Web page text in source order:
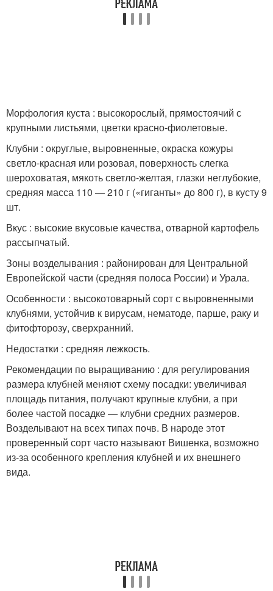
Морфология куста : высокорослый, прямостоячий с
крупными листьями, цветки красно-фиолетовые.
Клубни : округлые, выровненные, окраска кожуры
светло-красная или розовая, поверхность слегка
шероховатая, мякоть светло-желтая, глазки неглубокие,
средняя масса 110 — 210 г («гиганты» до 800 г), в кусту 9
шт.
Вкус : высокие вкусовые качества, отварной картофель
рассыпчатый.
Зоны возделывания : районирован для Центральной
Европейской части (средняя полоса России) и Урала.
Особенности : высокотоварный сорт с выровненными
клубнями, устойчив к вирусам, нематоде, парше, раку и
фитофторозу, сверхранний.
Недостатки : средняя лежкость.
Рекомендации по выращиванию : для регулирования
размера клубней меняют схему посадки: увеличивая
площадь питания, получают крупные клубни, а при
более частой посадке — клубни средних размеров.
Возделывают на всех типах почв. В народе этот
проверенный сорт часто называют Вишенка, возможно
из-за особенного крепления клубней и их внешнего
вида.